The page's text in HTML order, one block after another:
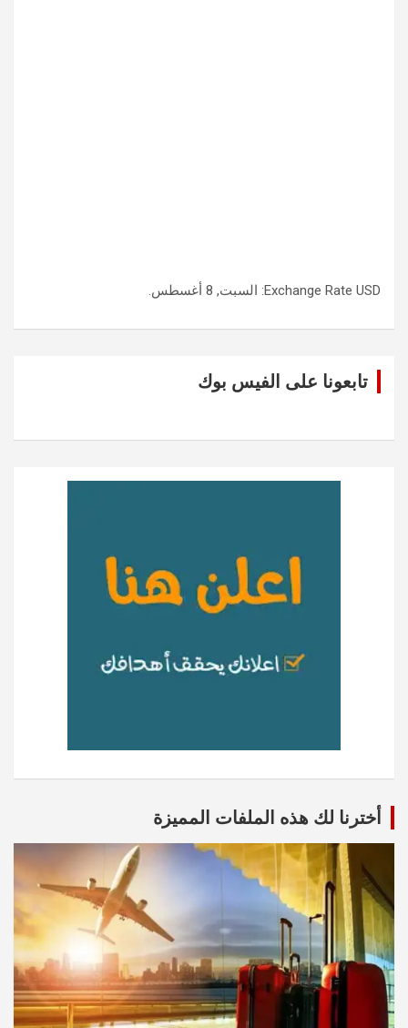
Exchange Rate USD : السبت, 8 أغسطس.
تابعونا على الفيس بوك
أخترنا لك هذه الملفات المميزة